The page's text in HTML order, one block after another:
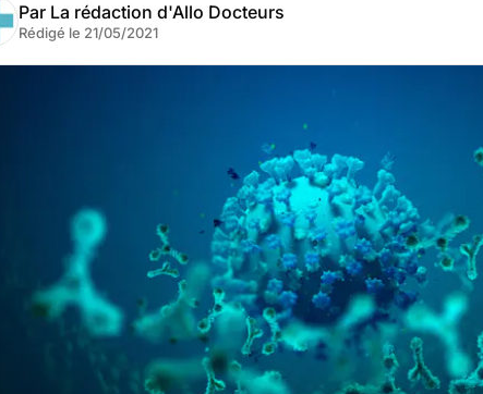
Par La rédaction d'Allo Docteurs
Rédigé le 21/05/2021